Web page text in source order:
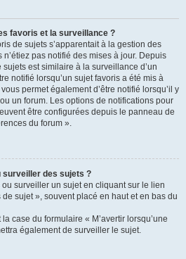
favoris et la surveillance ?
de sujets s’apparentait à la gestion des
pas notifié des mises à jour. Depuis
est similaire à la surveillance d’un
notifié lorsqu’un sujet favoris a été mis à
permet également d’être notifié lorsqu’il y
un forum. Les options de notifications pour
être configurées depuis le panneau de
du forum ».
surveiller des sujets ?
surveiller un sujet en cliquant sur le lien
sujet », souvent placé en haut et en bas du
case du formulaire « M’avertir lorsqu’une
également de surveiller le sujet.